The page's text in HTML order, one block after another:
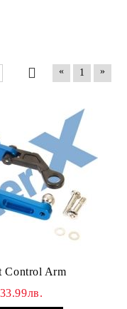
« 1 »
Control Arm
33.99лв.